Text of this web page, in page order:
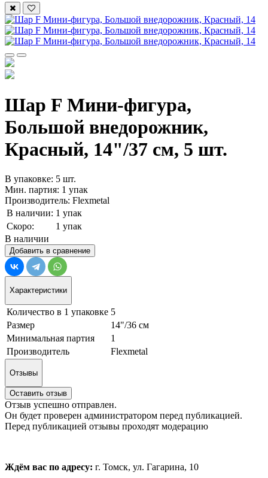
Шар F Мини-фигура,
Большой внедорожник,
Красный, 14"/37 см, 5 шт.
В упаковке: 5 шт.
Мин. партия: 1 упак
Производитель: Flexmetal
В наличии: 1 упак
Скоро:
1 упак
В наличии
Добавить в сравнение
Характеристики
Количество в 1 упаковке 5
Размер
14"/36 см
Минимальная партия
1
Производитель
Flexmetal
Отзывы
Оставить отзыв
Отзыв успешно отправлен.
Он будет проверен администратором перед публикацией.
Перед публикацией отзывы проходят модерацию
Ждём вас по адресу: г. Томск, ул. Гагарина, 10